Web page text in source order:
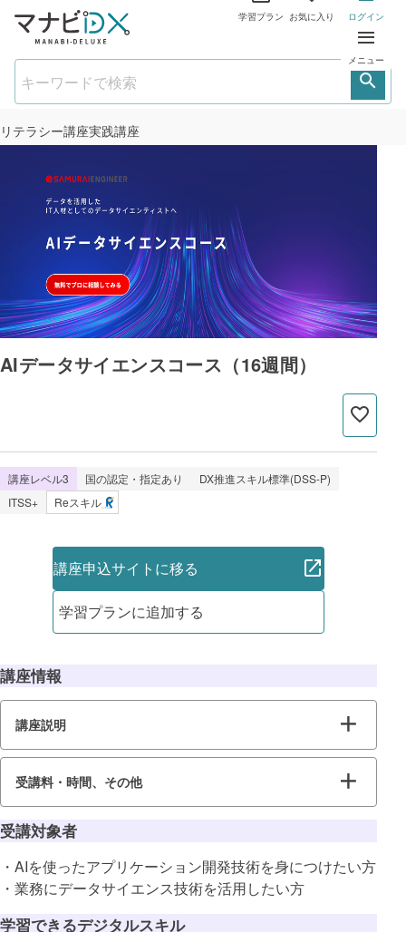
学習プラン お気に入り ログイン
メニュー
リテラシー講座実践講座
AIデータサイエンスコース（16週間）
講座レベル3 国の認定・指定あり
DX推進スキル標準(DSS-P)
ITSS+
Reスキル
講座申込サイトに移る
学習プランに追加する
講座情報
講座説明
受講料・時間、その他
受講対象者
・AIを使ったアプリケーション開発技術を身につけたい方
・業務にデータサイエンス技術を活用したい方
学習できるデジタルスキル